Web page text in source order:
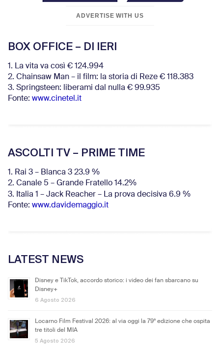
ADVERTISE WITH US
BOX OFFICE – DI IERI
1. La vita va così € 124.994
2. Chainsaw Man – il film: la storia di Reze € 118.383
3. Springsteen: liberami dal nulla € 99.935
Fonte: www.cinetel.it
ASCOLTI TV – PRIME TIME
1. Rai 3 – Blanca 3 23.9 %
2. Canale 5 – Grande Fratello 14.2%
3. Italia 1 – Jack Reacher – La prova decisiva 6.9 %
Fonte: www.davidemaggio.it
LATEST NEWS
Disney e TikTok, accordo storico: i video dei fan sbarcano su
Disney+
6 Agosto 2026
Locarno Film Festival 2026: al via oggi la 79ª edizione che ospita
tre titoli del MIA
5 Agosto 2026